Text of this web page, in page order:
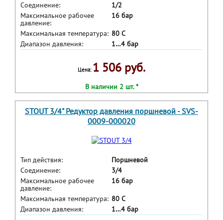
Соединение:
1/2
Максимальное рабочее
давление:
16 бар
Максимальная температура: 80 С
Диапазон давления:
1…4 бар
Цена: 1 506 руб.
В наличии 2 шт. *
STOUT 3/4" Редуктор давления поршневой - SVS-
0009-000020
Тип действия:
Поршневой
Соединение:
3/4
Максимальное рабочее
давление:
16 бар
Максимальная температура: 80 С
Диапазон давления:
1…4 бар